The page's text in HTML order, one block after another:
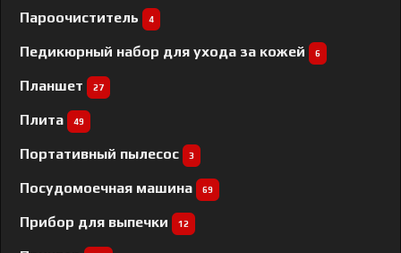
Пароочиститель 4
Педикюрный набор для ухода за кожей 6
Планшет 27
Плита 49
Портативный пылесос 3
Посудомоечная машина 69
Прибор для выпечки 12